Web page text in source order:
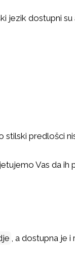
jezik dostupni
stilski predlošci
Vas da ih
, a dostupna je